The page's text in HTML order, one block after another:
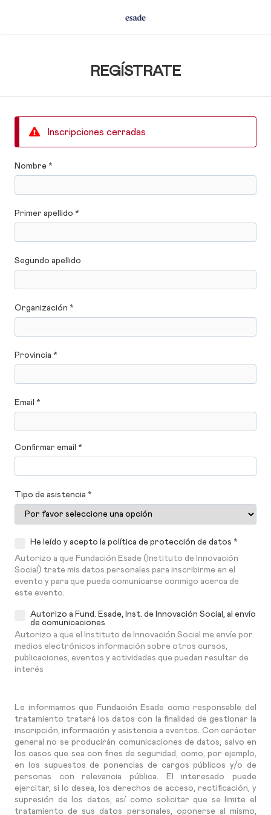
REGÍSTRATE
Inscripciones cerradas
Nombre *
Primer apellido *
Segundo apellido
Organización *
Provincia *
Email *
Confirmar email *
Tipo de asistencia *
He leído y acepto la política de protección de datos *
Autorizo a que Fundación Esade (Instituto de Innovación
Social) trate mis datos personales para inscribirme en el
evento y para que pueda comunicarse conmigo acerca de
este evento.
Autorizo a Fund. Esade, Inst. de Innovación Social, al envío
de comunicaciones
Autorizo a que el Instituto de Innovación Social me envíe por
medios electrónicos información sobre otros cursos,
publicaciones, eventos y actividades que puedan resultar de
interés
Le informamos que Fundación Esade como responsable del
tratamiento tratará los datos con la finalidad de gestionar la
inscripción, información y asistencia a eventos. Con carácter
general no se producirán comunicaciones de datos, salvo en
los casos que sea con fines de seguridad, como, por ejemplo,
en los supuestos de ponencias de cargos públicos y/o de
personas con relevancia pública. El interesado puede
ejercitar, si lo desea, los derechos de acceso, rectificación, y
supresión de los datos, así como solicitar que se limite el
tratamiento de sus datos personales, oponerse al mismo,